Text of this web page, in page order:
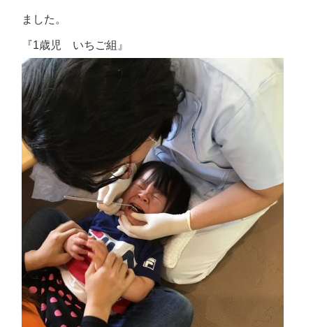
ました。
『1歳児 いちご組』